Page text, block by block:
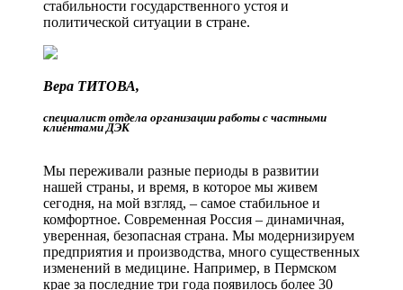
стабильности государственного устоя и
политической ситуации в стране.
Вера ТИТОВА,
специалист отдела организации работы с частными
клиентами ДЭК
Мы переживали разные периоды в развитии
нашей страны, и время, в которое мы живем
сегодня, на мой взгляд, – самое стабильное и
комфортное. Современная Россия – динамичная,
уверенная, безопасная страна. Мы модернизируем
предприятия и производства, много существенных
изменений в медицине. Например, в Пермском
крае за последние три года появилось более 30